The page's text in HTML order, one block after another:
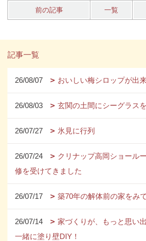
前の記事 一覧
記事一覧
26/08/07 おいしい梅シロップが出
26/08/03 玄関の土間にシーグラス
26/07/27 氷見に行列
26/07/24
クリナップ高岡ショール
修を受けてきました
26/07/17 築70年の解体前の家をみ
26/07/14
家づくりが、もっと思い
一緒に塗り壁DIY！